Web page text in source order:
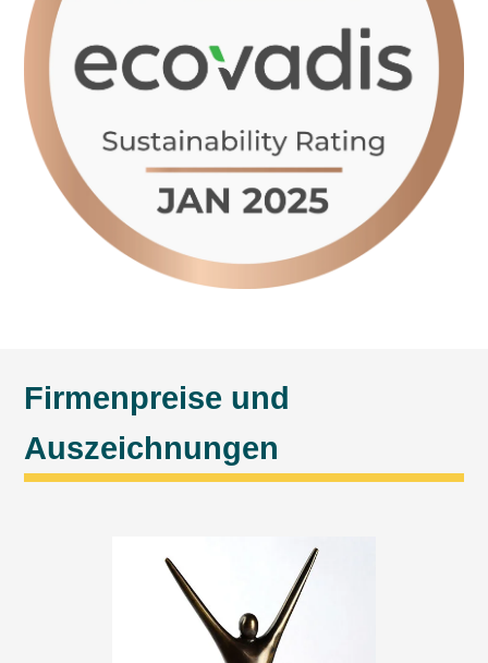
Firmenpreise und
Auszeichnungen